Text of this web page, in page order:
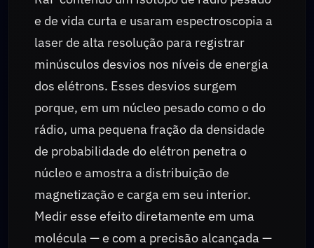
e de vida curta e usaram espectroscopia a
laser de alta resolução para registrar
minúsculos desvios nos níveis de energia
dos elétrons. Esses desvios surgem
porque, em um núcleo pesado como o do
rádio, uma pequena fração da densidade
de probabilidade do elétron penetra o
núcleo e amostra a distribuição de
magnetização e carga em seu interior.
Medir esse efeito diretamente em uma
molécula — e com a precisão alcançada —